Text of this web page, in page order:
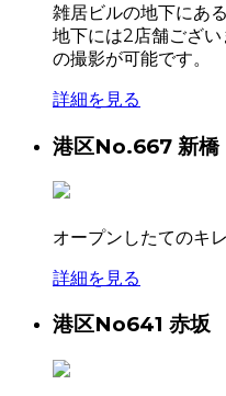
雑居ビルの地下にあ
地下には2店舗ござ
の撮影が可能です。
詳細を見る
港区No.667 新
オープンしたてのキ
詳細を見る
港区No641 赤